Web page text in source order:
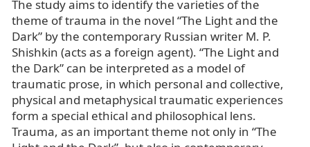
The study aims to identify the varieties of the
theme of trauma in the novel “The Light and the
Dark” by the contemporary Russian writer M. P.
Shishkin (acts as a foreign agent). “The Light and
the Dark” can be interpreted as a model of
traumatic prose, in which personal and collective,
physical and metaphysical traumatic experiences
form a special ethical and philosophical lens.
Trauma, as an important theme not only in “The